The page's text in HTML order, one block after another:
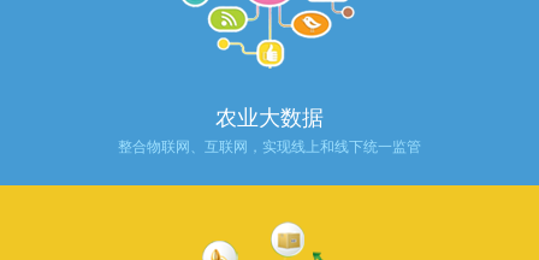
农业大数据
整合物联网、互联网，实现线上和线下统一监管